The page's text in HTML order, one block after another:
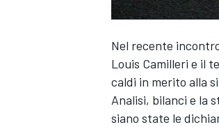
Nel recente
Louis Camilleri e il
caldi in merito alla
Analisi, bilanci e la
siano state le